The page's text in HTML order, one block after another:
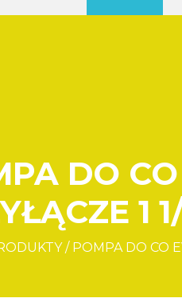
DO
1
/ POMPA DO CO